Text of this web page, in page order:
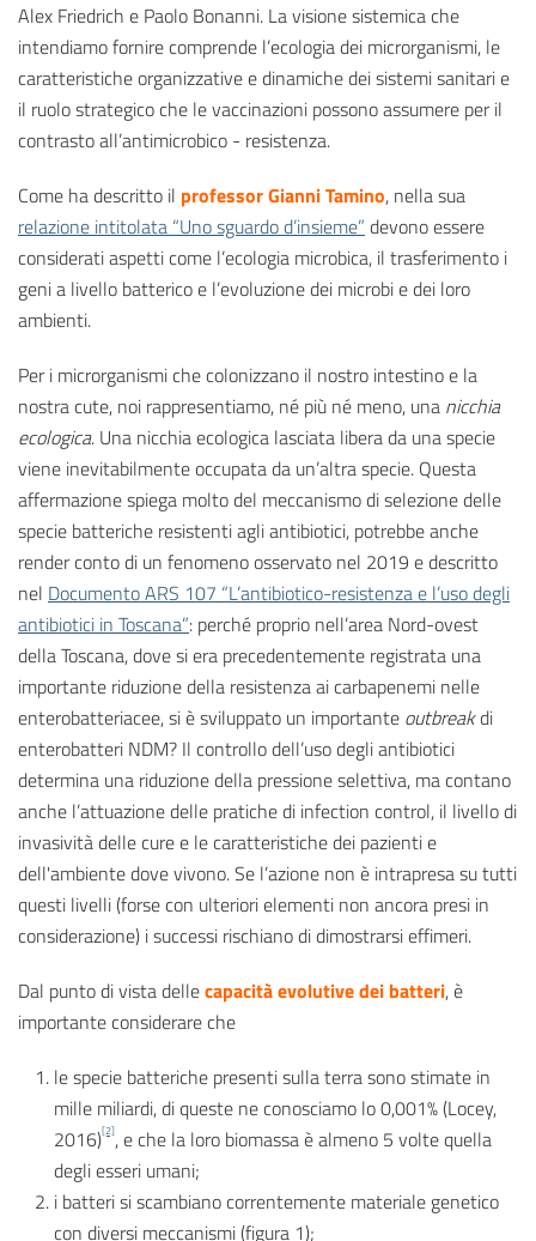
Alex Friedrich e Paolo Bonanni. La visione sistemica che
intendiamo fornire comprende l’ecologia dei microrganismi, le
caratteristiche organizzative e dinamiche dei sistemi sanitari e
il ruolo strategico che le vaccinazioni possono assumere per il
contrasto all’antimicrobico - resistenza.
Come ha descritto il professor Gianni Tamino, nella sua
relazione intitolata “Uno sguardo d’insieme” devono essere
considerati aspetti come l’ecologia microbica, il trasferimento i
geni a livello batterico e l’evoluzione dei microbi e dei loro
ambienti.
Per i microrganismi che colonizzano il nostro intestino e la
nostra cute, noi rappresentiamo, né più né meno, una nicchia
ecologica. Una nicchia ecologica lasciata libera da una specie
viene inevitabilmente occupata da un’altra specie. Questa
affermazione spiega molto del meccanismo di selezione delle
specie batteriche resistenti agli antibiotici, potrebbe anche
render conto di un fenomeno osservato nel 2019 e descritto
nel Documento ARS 107 “L’antibiotico-resistenza e l’uso degli
antibiotici in Toscana”: perché proprio nell’area Nord-ovest
della Toscana, dove si era precedentemente registrata una
importante riduzione della resistenza ai carbapenemi nelle
enterobatteriacee, si è sviluppato un importante outbreakdi
enterobatteri NDM? Il controllo dell’uso degli antibiotici
determina una riduzione della pressione selettiva, ma contano
anche l’attuazione delle pratiche di infection control, il livello di
invasività delle cure e le caratteristiche dei pazienti e
dell'ambiente dove vivono. Se l’azione non è intrapresa su tutti
questi livelli (forse con ulteriori elementi non ancora presi in
considerazione) i successi rischiano di dimostrarsi effimeri.
Dal punto di vista dellecapacità evolutive dei batteri, è
importante considerare che
le specie batteriche presenti sulla terra sono stimate in
mille miliardi, di queste ne conosciamo lo 0,001% (Locey,
2016)[2], e che la loro biomassa è almeno 5 volte quella
degli esseri umani;
i batteri si scambiano correntemente materiale genetico
con diversi meccanismi (figura 1);